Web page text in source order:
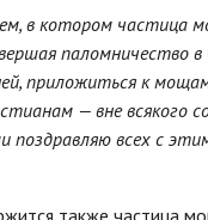
в котором частица
паломничество в
приложиться к
— вне всякого
всех с